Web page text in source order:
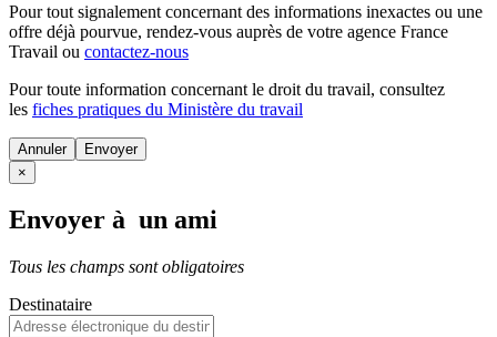
Pour tout signalement concernant des informations inexactes ou une
offre déjà pourvue, rendez-vous auprès de votre agence France
Travail ou contactez-nous
Pour toute information concernant le droit du travail, consultez
les fiches pratiques du Ministère du travail
Annuler
×
Envoyer à un ami
Tous les champs sont obligatoires
Destinataire